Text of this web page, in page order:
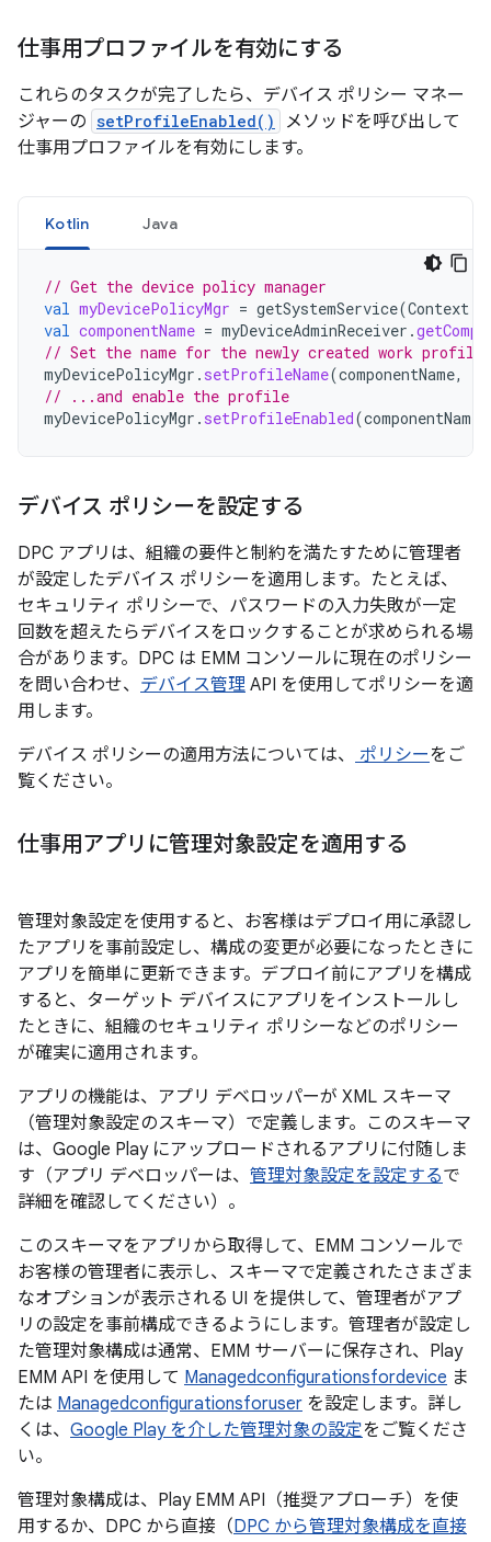
仕事用プロファイルを有効にする
これらのタスクが完了したら、デバイス ポリシー マネー
ジャーの setProfileEnabled()
メソッドを呼び出して
仕事用プロファイルを有効にします。
Kotlin Java
// Get the device policy manager
val myDevicePolicyMgr = getSystemService(Context
val componentName = myDeviceAdminReceiver .
// Set the name for the newly created work profile.
myDevicePolicyMgr . setProfileName(componentName,
// ...and enable the profile
myDevicePolicyMgr . setProfileEnabled(componentName
デバイス ポリシーを設定する
DPC アプリは、組織の要件と制約を満たすために管理者
が設定したデバイス ポリシーを適用します。たとえば、
セキュリティ ポリシーで、パスワードの入力失敗が一定
回数を超えたらデバイスをロックすることが求められる場
合があります。DPC は EMM コンソールに現在のポリシー
を問い合わせ、 デバイス管理 API を使用してポリシーを適
用します。
デバイス ポリシーの適用方法については、
ポリシーをご
覧ください。
仕事用アプリに管理対象設定を適用する
管理対象設定を使用すると、お客様はデプロイ用に承認し
たアプリを事前設定し、構成の変更が必要になったときに
アプリを簡単に更新できます。デプロイ前にアプリを構成
すると、ターゲット デバイスにアプリをインストールし
たときに、組織のセキュリティ ポリシーなどのポリシー
が確実に適用されます。
アプリの機能は、アプリ デベロッパーが XML スキーマ
（管理対象設定のスキーマ）で定義します。このスキーマ
は、Google Play にアップロードされるアプリに付随しま
す（アプリ デベロッパーは、 管理対象設定を設定するで
詳細を確認してください）。
このスキーマをアプリから取得して、EMM コンソールで
お客様の管理者に表示し、スキーマで定義されたさまざま
なオプションが表示される UI を提供して、管理者がアプ
リの設定を事前構成できるようにします。管理者が設定し
た管理対象構成は通常、EMM サーバーに保存され、Play
EMM API を使用して Managedconfigurationsfordevice ま
たは Managedconfigurationsforuser を設定します。詳し
くは、 Google Play を介した管理対象の設定をご覧くださ
い。
管理対象構成は、Play EMM API（推奨アプローチ）を使
用するか、DPC から直接（DPC から管理対象構成を直接